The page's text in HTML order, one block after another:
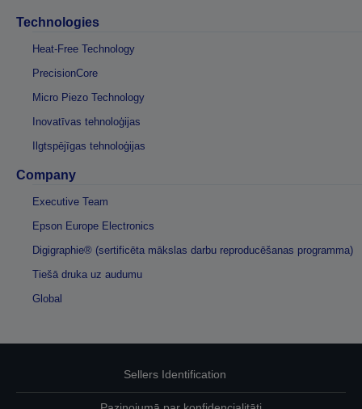
Technologies
Heat-Free Technology
PrecisionCore
Micro Piezo Technology
Inovatīvas tehnoloģijas
Ilgtspējīgas tehnoloģijas
Company
Executive Team
Epson Europe Electronics
Digigraphie® (sertificēta mākslas darbu reproducēšanas programma)
Tiešā druka uz audumu
Global
Sellers Identification